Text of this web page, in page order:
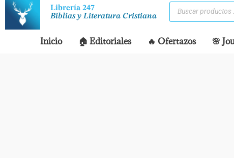
Librería 247
Biblias y Literatura Cristiana
Búsqueda
productos
Inicio 🏠 Editoriales 🔥 Ofertazos 🌸